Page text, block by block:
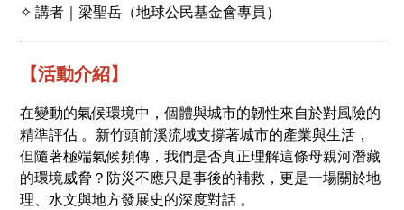
✧ 講者｜梁聖岳（地球公民基金會專員）
【活動介紹】
在變動的氣候環境中，個體與城市的韌性來自於對風險的
精準評估 。新竹頭前溪流域支撐著城市的產業與生活，
但隨著極端氣候頻傳，我們是否真正理解這條母親河潛藏
的環境威脅？防災不應只是事後的補救，更是一場關於地
理、水文與地方發展史的深度對話 。